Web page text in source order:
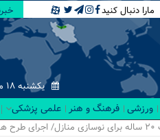
مارا دنبال کنید
یکشنبه ۱۸ مرداد ۱۴۰۵-
ورزشی فرهنگ و هنر علمی پزشکی